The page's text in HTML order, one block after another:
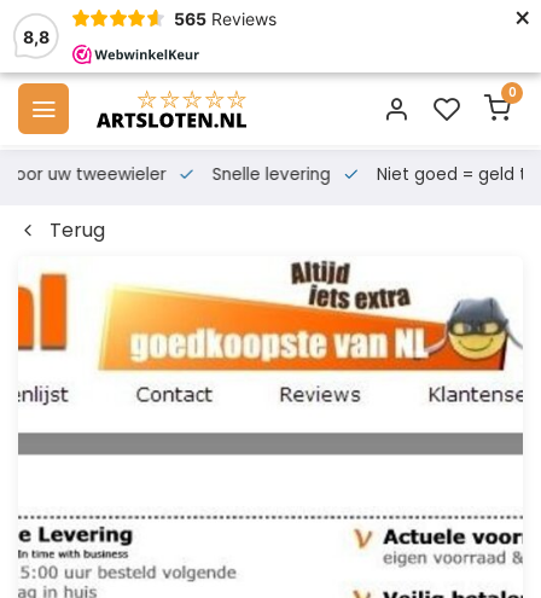
8,8
565 Reviews ×
0
voor uw tweewieler Snelle levering Niet goed = geld
Terug